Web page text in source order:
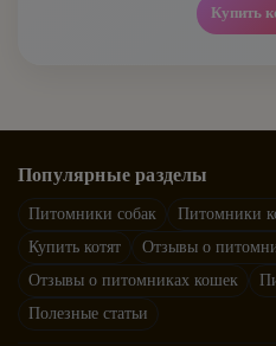
Сибирская
Сомалийская
Тайская
Канадский сфинкс
Манчкин
Мейн-кун
Купить
Популярные разделы
Питомники собак Питомники
Купить котят
Отзывы о
Отзывы о питомниках кошек
Полезные статьи